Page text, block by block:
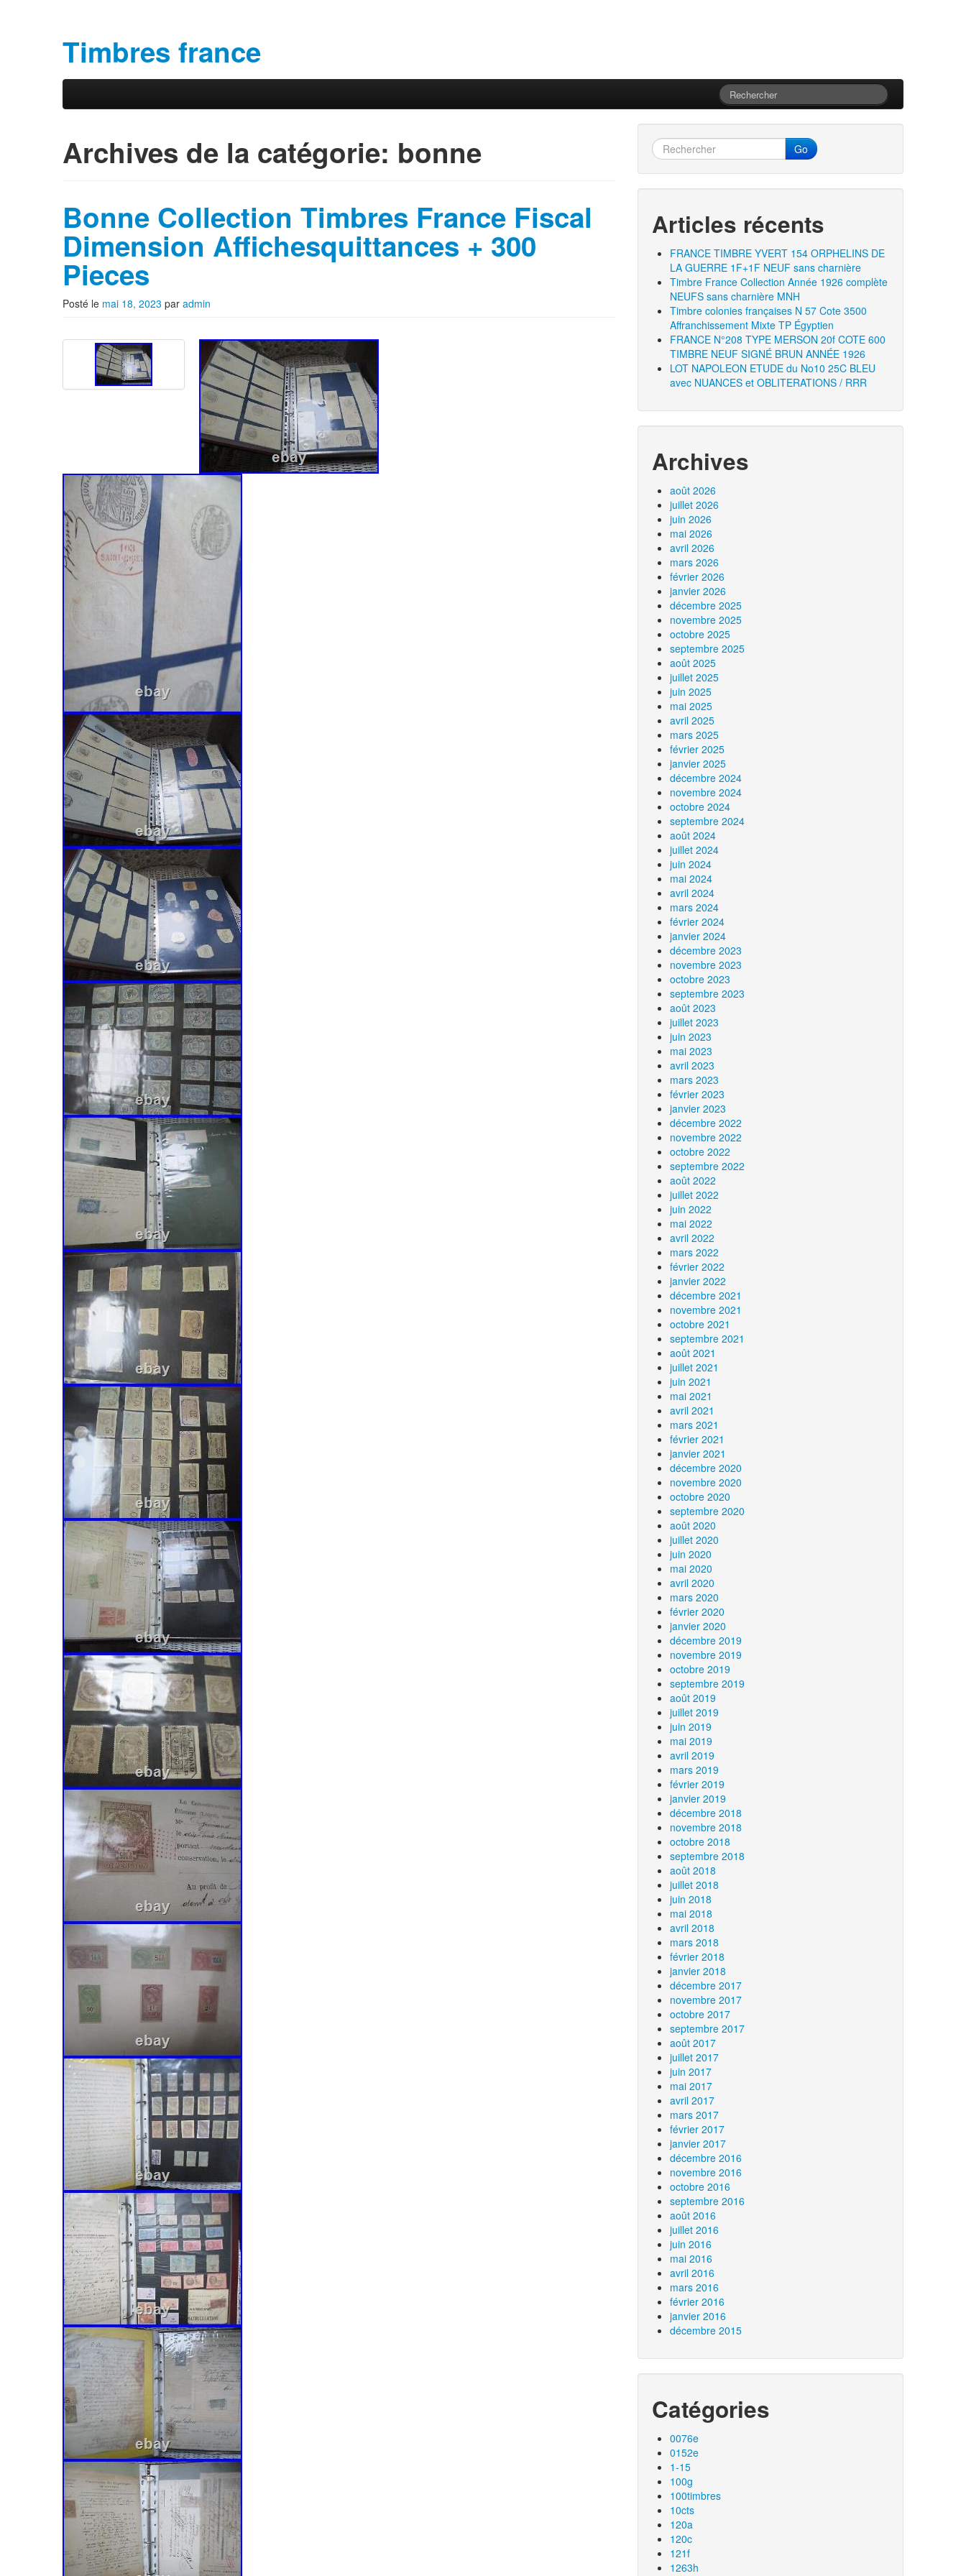
Timbres france
Menu principal
Archives de la catégorie: bonne
Bonne Collection Timbres France Fiscal
Dimension Affichesquittances + 300
Pieces
Posté le mai 18, 2023 par admin
Go
Articles récents
FRANCE TIMBRE YVERT 154 ORPHELINS DE
LA GUERRE 1F+1F NEUF sans charnière
Timbre France Collection Année 1926 complète
NEUFS sans charnière MNH
Timbre colonies françaises N 57 Cote 3500
Affranchissement Mixte TP Égyptien
FRANCE N°208 TYPE MERSON 20f COTE 600
TIMBRE NEUF SIGNÉ BRUN ANNÉE 1926
LOT NAPOLEON ETUDE du No10 25C BLEU
avec NUANCES et OBLITERATIONS / RRR
Archives
août 2026
juillet 2026
juin 2026
mai 2026
avril 2026
mars 2026
février 2026
janvier 2026
décembre 2025
novembre 2025
octobre 2025
septembre 2025
août 2025
juillet 2025
juin 2025
mai 2025
avril 2025
mars 2025
février 2025
janvier 2025
décembre 2024
novembre 2024
octobre 2024
septembre 2024
août 2024
juillet 2024
juin 2024
mai 2024
avril 2024
mars 2024
février 2024
janvier 2024
décembre 2023
novembre 2023
octobre 2023
septembre 2023
août 2023
juillet 2023
juin 2023
mai 2023
avril 2023
mars 2023
février 2023
janvier 2023
décembre 2022
novembre 2022
octobre 2022
septembre 2022
août 2022
juillet 2022
juin 2022
mai 2022
avril 2022
mars 2022
février 2022
janvier 2022
décembre 2021
novembre 2021
octobre 2021
septembre 2021
août 2021
juillet 2021
juin 2021
mai 2021
avril 2021
mars 2021
février 2021
janvier 2021
décembre 2020
novembre 2020
octobre 2020
septembre 2020
août 2020
juillet 2020
juin 2020
mai 2020
avril 2020
mars 2020
février 2020
janvier 2020
décembre 2019
novembre 2019
octobre 2019
septembre 2019
août 2019
juillet 2019
juin 2019
mai 2019
avril 2019
mars 2019
février 2019
janvier 2019
décembre 2018
novembre 2018
octobre 2018
septembre 2018
août 2018
juillet 2018
juin 2018
mai 2018
avril 2018
mars 2018
février 2018
janvier 2018
décembre 2017
novembre 2017
octobre 2017
septembre 2017
août 2017
juillet 2017
juin 2017
mai 2017
avril 2017
mars 2017
février 2017
janvier 2017
décembre 2016
novembre 2016
octobre 2016
septembre 2016
août 2016
juillet 2016
juin 2016
mai 2016
avril 2016
mars 2016
février 2016
janvier 2016
décembre 2015
Catégories
0076e
0152e
1-15
100g
100timbres
10cts
120a
120c
121f
1263h